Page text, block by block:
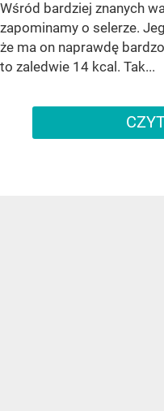
Wśród bardziej znanych
zapominamy o selerze.
że ma on naprawdę
to zaledwie 14 kcal. Tak...